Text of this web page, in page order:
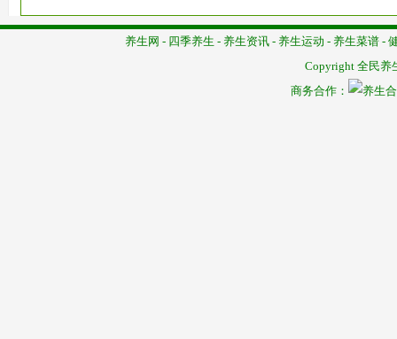
养生网 - 四季养生 - 养生资讯 - 养生运动 - 养生菜谱 -
Copyright 全民养
商务合作：